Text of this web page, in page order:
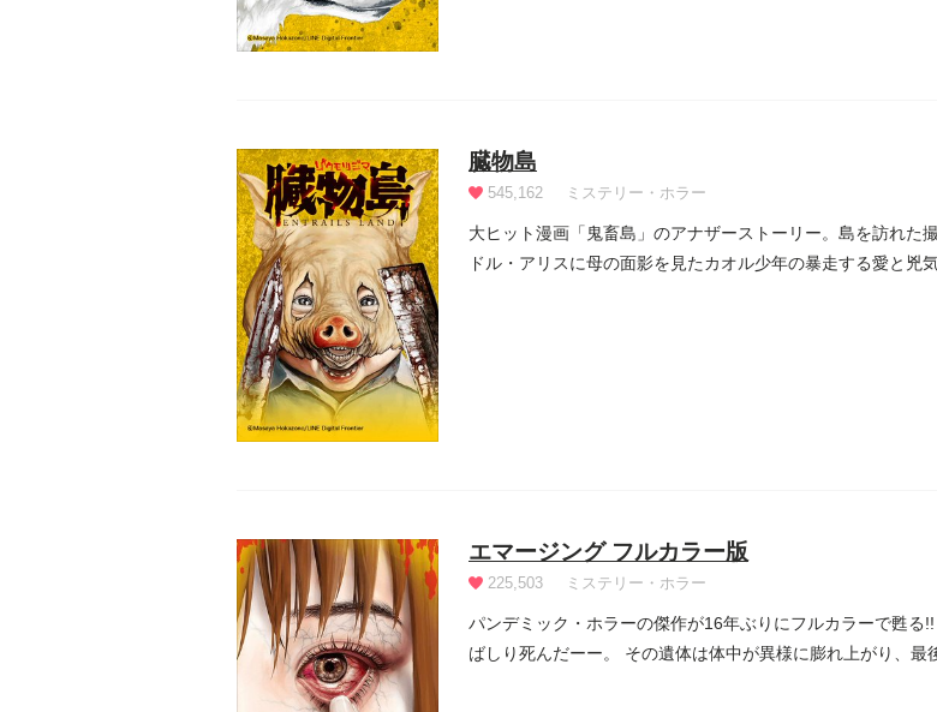
臓物島
545,162 ミステリー・ホラー
大ヒット漫画「鬼畜島」のアナザーストーリー。島を訪れた撮影チームを襲
ドル・アリスに母の面影を見たカオル少年の暴走する愛と兇
エマージング フルカラー版
225,503 ミステリー・ホラー
パンデミック・ホラーの傑作が16年ぶりにフルカラーで甦る
ばしり死んだーー。 その遺体は体中が異様に膨れ上がり、最